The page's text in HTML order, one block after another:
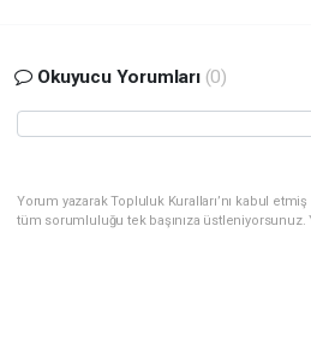
Okuyucu Yorumları (0)
Yorum yazarak Topluluk Kuralları’nı kabul
tüm sorumluluğu tek başınıza